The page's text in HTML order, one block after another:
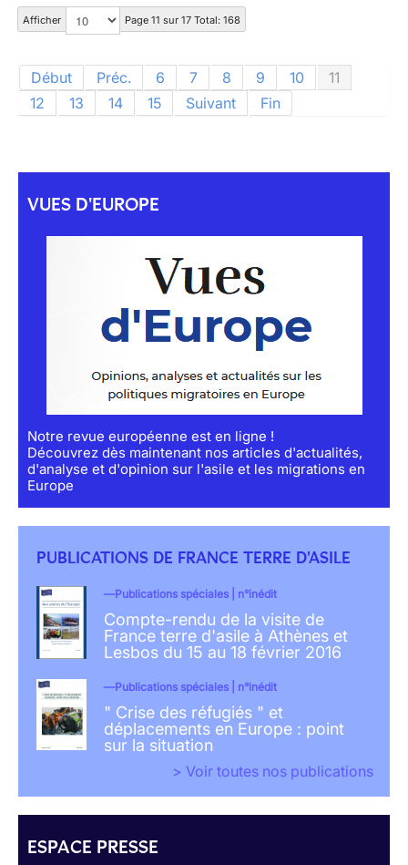
Afficher Page 11 sur 17 Total: 168
Début Préc. 6 7 8 9 10
11
12
13 14 15 Suivant Fin
VUES D'EUROPE
Notre revue européenne est en ligne !
Découvrez dès maintenant nos articles d'actualités,
d'analyse et d'opinion sur l'asile et les migrations en
Europe
PUBLICATIONS DE FRANCE TERRE D'ASILE
Publications spéciales | n°inédit
Compte-rendu de la visite de
France terre d'asile à Athènes et
Lesbos du 15 au 18 février 2016
Publications spéciales | n°inédit
" Crise des réfugiés " et
déplacements en Europe : point
sur la situation
> Voir toutes nos publications
ESPACE PRESSE